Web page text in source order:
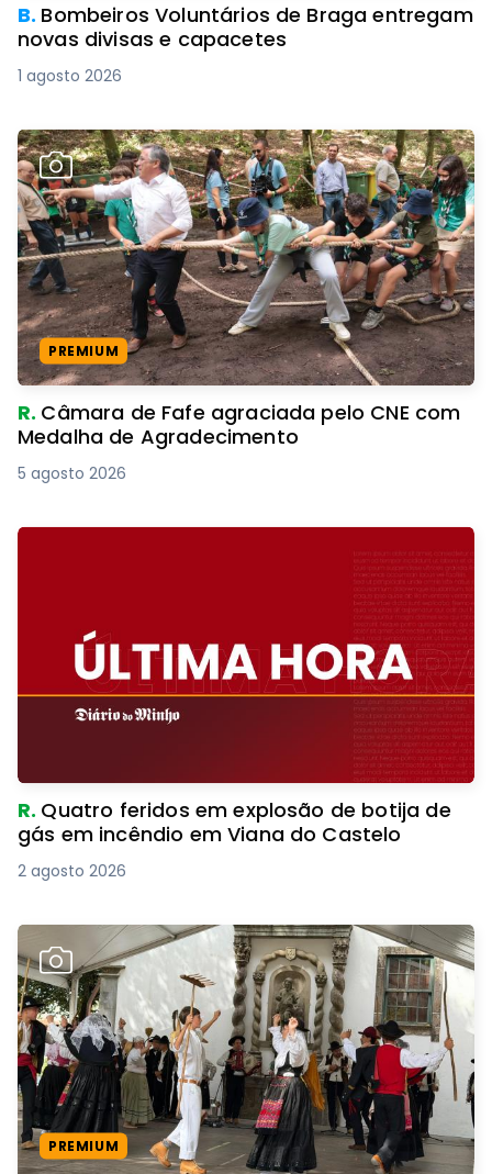
B. Bombeiros Voluntários de Braga entregam
novas divisas e capacetes
1 agosto 2026
PREMIUM
R. Câmara de Fafe agraciada pelo CNE com
Medalha de Agradecimento
5 agosto 2026
R. Quatro feridos em explosão de botija de
gás em incêndio em Viana do Castelo
2 agosto 2026
PREMIUM